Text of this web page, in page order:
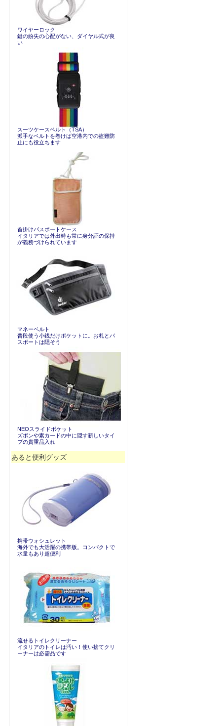
ワイヤーロック
鍵の紛失の心配がない、ダイヤル式が良
い
スーツケースベルト（TSA）
派手なベルトを巻けば空港内での盗難防
止にも役立ちます
首掛けパスポートケース
イタリアでは外出時も常に身分証の保持
が義務づけられています
マネーベルト
普段使う小銭だけポケットに。お札とパ
スポートは隠そう
NEOスライドポケット
ズボンや素カードの中に隠す新しいタイ
プの貴重品入れ
あると便利グッズ
携帯ウォシュレット
海外でも大活躍の携帯版。コンパクトで
水量もあり超便利
流せるトイレクリーナー
イタリアのトイレは汚い！使い捨てクリ
ーナーは必需品です